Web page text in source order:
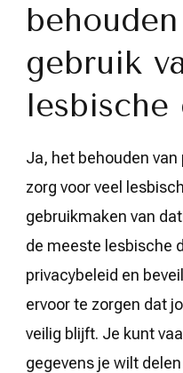
gebruik
lesbische
Ja, het behouden
zorg voor veel
gebruikmaken van
de meeste lesbische
privacybeleid en
ervoor te zorgen dat
veilig blijft. Je kunt
gegevens je wilt